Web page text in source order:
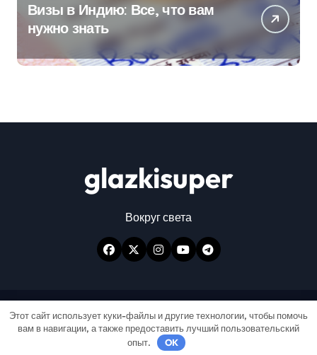
Визы в Индию: Все, что вам
нужно знать
glazkisuper
Вокруг света
Авторские права © Все права защищены|
NewspaperupотThemeansar.
Этот сайт использует куки-файлы и другие технологии, чтобы помочь
вам в навигации, а также предоставить лучший пользовательский
опыт.
OK